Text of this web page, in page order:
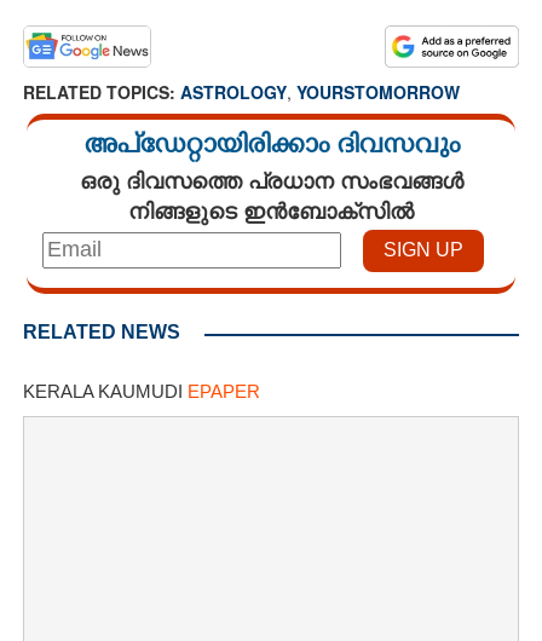
RELATED TOPICS: ASTROLOGY, YOURSTOMORROW
അപ്ഡേറ്റായിരിക്കാം ദിവസവും
ഒരു ദിവസത്തെ പ്രധാന സംഭവങ്ങൾ
നിങ്ങളുടെ ഇൻബോക്സിൽ
RELATED NEWS
KERALA KAUMUDI EPAPER